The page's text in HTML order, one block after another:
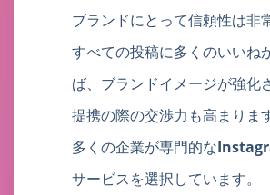
ブランドにとって信頼性は非
すべての投稿に多くのいいね
ば、ブランドイメージが強化
提携の際の交渉力も高まりま
多くの企業が専門的な
サービスを選択しています。